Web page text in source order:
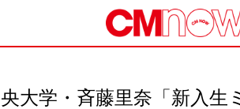
大学・斉藤里奈「新入生